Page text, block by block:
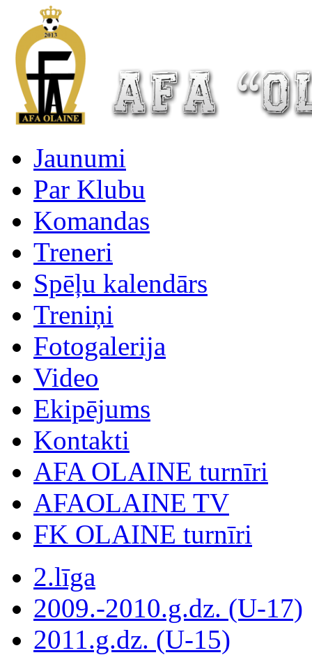
Jaunumi
Par Klubu
Komandas
Treneri
Spēļu kalendārs
Treniņi
Fotogalerija
Video
Ekipējums
Kontakti
AFA OLAINE turnīri
AFAOLAINE TV
FK OLAINE turnīri
2.līga
2009.-2010.g.dz. (U-17)
2011.g.dz. (U-15)